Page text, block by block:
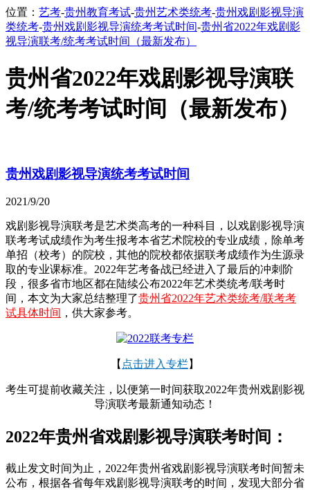
位置： 艺考-贵州教育考试-贵州艺术类统考-贵州戏剧影视导演
类统考-贵州戏剧影视导演统考考试时间-贵州省2022年戏剧影
视导演联考/统考考试时间（最新发布）
贵州省2022年戏剧影视导演联
考/统考考试时间（最新发布）
贵州戏剧影视导演统考考试时间
2021/9/20
戏剧影视导演联考是艺术类高考的一种科目，以戏剧影视导演
联考考试成绩作为考生报考本省艺术院校的专业成绩，除单考
单招（校考）的院校，其他的院校都依据联考成绩作为生源录
取的专业课标准。2022年艺考备战已经进入了最后的冲刺阶
段，很多省市地区都在陆续公布2022年艺术类统考/联考时
间，本文为大家总结整理了贵州省2022年艺术类统考/联考考
试具体时间 ，供大家参考。
【 点击进入专栏】
考生可提前收藏关注，以便第一时间获取2022年贵州戏剧影视
导演联考最新通知动态！
2022年贵州省戏剧影视导演联考时间：
截止发文时间为止，2022年贵州省戏剧影视导演联考时间暂未
公布，根据各省每年戏剧影视导演联考的时间，发现大部分省